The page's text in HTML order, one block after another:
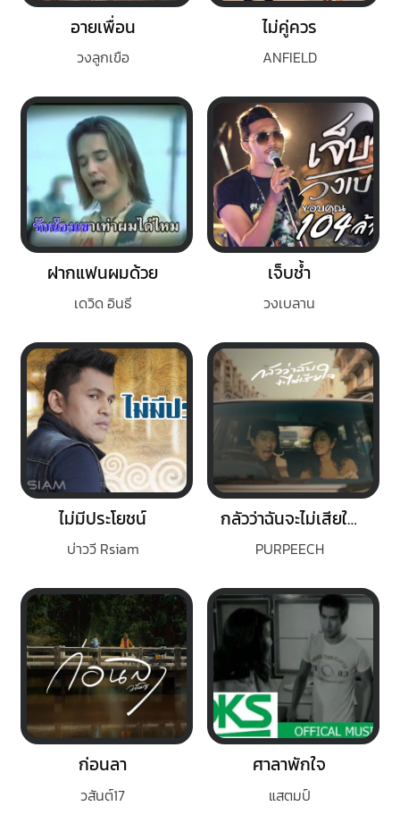
อายเพื่อน
วงลูกเขือ
ไม่คู่ควร
ANFIELD
ฝากแฟนผมด้วย
เดวิด อินธี
เจ็บช้ำ
วงเบลาน
ไม่มีประโยชน์
บ่าววี Rsiam
กลัวว่าฉันจะไม่เสียใจ (Fear)
PURPEECH
ก่อนลา
วสันต์17
ศาลาพักใจ
แสตมป์